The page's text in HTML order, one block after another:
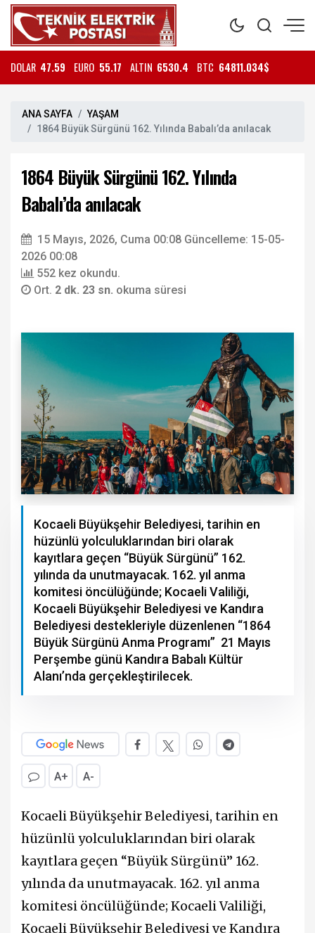
DOLAR 47.59 EURO 55.17 ALTIN 6530.4 BTC 64811.034$
ANA SAYFA
YAŞAM
1864 Büyük Sürgünü 162. Yılında Babalı’da anılacak
1864 Büyük Sürgünü 162. Yılında
Babalı’da anılacak
15 Mayıs, 2026, Cuma 00:08 Güncelleme: 15-05-
2026 00:08
552 kez okundu.
Ort. 2 dk. 23 sn. okuma süresi
Kocaeli Büyükşehir Belediyesi, tarihin en
hüzünlü yolculuklarından biri olarak
kayıtlara geçen “Büyük Sürgünü” 162.
yılında da unutmayacak. 162. yıl anma
komitesi öncülüğünde; Kocaeli Valiliği,
Kocaeli Büyükşehir Belediyesi ve Kandıra
Belediyesi destekleriyle düzenlenen “1864
Büyük Sürgünü Anma Programı” 21 Mayıs
Perşembe günü Kandıra Babalı Kültür
Alanı’nda gerçekleştirilecek.
A+ A-
Kocaeli Büyükşehir Belediyesi, tarihin en
hüzünlü yolculuklarından biri olarak
kayıtlara geçen “Büyük Sürgünü” 162.
yılında da unutmayacak. 162. yıl anma
komitesi öncülüğünde; Kocaeli Valiliği,
Kocaeli Büyükşehir Belediyesi ve Kandıra